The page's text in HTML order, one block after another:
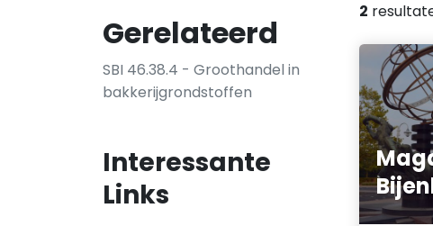
Gerelateerd
SBI 46.38.4 - Groothandel in
bakkerijgrondstoffen
Interessante
Links
2